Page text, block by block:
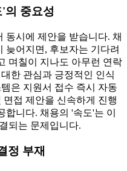
의 중요성
동시에 제안을 받습니다. 채
늦어지면, 후보자는 기다려
며칠이 지나도 아무런 연락
한 관심과 긍정적인 인식
은 지원서 접수 즉시 자동
접 제안을 신속하게 진행
니다. 채용의 '속도'는 이
되는 문제입니다.
정 부재